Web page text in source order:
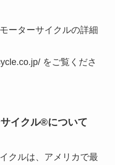
ーターサイクルの詳細
をご覧くださ
イクル®について
クルは、アメリカで最